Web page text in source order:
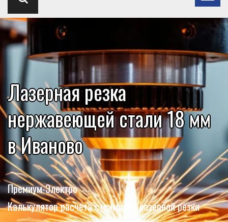
Лазерная резка
нержавеющей стали 18 мм
в Иваново
Премиум-Электро
Калькулятор расчета стоимости лазерной резки